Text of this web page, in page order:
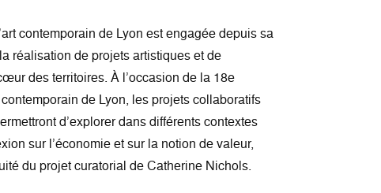
contemporain de Lyon est engagée depuis sa
réalisation de projets artistiques et de
des territoires. À l’occasion de la 18e
de Lyon, les projets collaboratifs
d’explorer dans différents contextes
sur l’économie et sur la notion de valeur,
du projet curatorial de Catherine Nichols.